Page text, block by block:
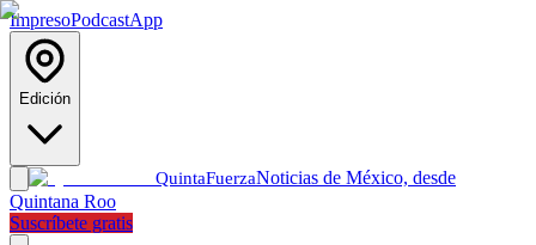
ImpresoPodcastApp
Edición
QuintaFuerzaNoticias de México, desde
Quintana Roo
Suscríbete gratis